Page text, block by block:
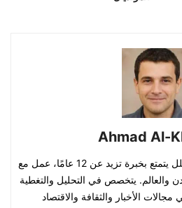
Ahmad Al-
أحمد الحاتب — صحفي ومحلل يتمتع بخبرة تزيد عن 12 عامًا، عمل مع
والعالم. يتخصص في التحليل والتغطية
الأخبار والثقافة والاقتصاد